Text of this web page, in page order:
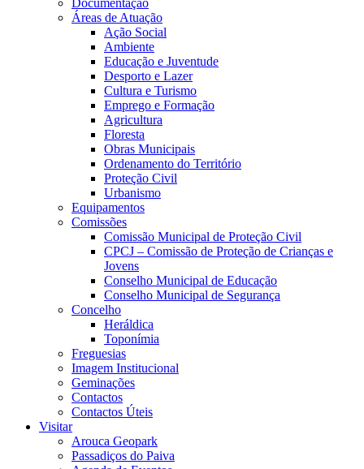
Documentação
Áreas de Atuação
Ação Social
Ambiente
Educação e Juventude
Desporto e Lazer
Cultura e Turismo
Emprego e Formação
Agricultura
Floresta
Obras Municipais
Ordenamento do Território
Proteção Civil
Urbanismo
Equipamentos
Comissões
Comissão Municipal de Proteção Civil
CPCJ – Comissão de Proteção de Crianças e
Jovens
Conselho Municipal de Educação
Conselho Municipal de Segurança
Concelho
Heráldica
Toponímia
Freguesias
Imagem Institucional
Geminações
Contactos
Contactos Úteis
Visitar
Arouca Geopark
Passadiços do Paiva